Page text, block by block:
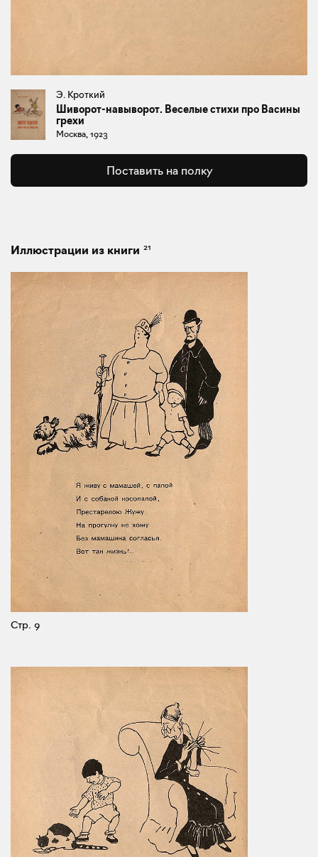
Э. Кроткий
Шиворот-навыворот. Веселые стихи про Васины
грехи
Москва, 1923
Поставить на полку
Иллюстрации из книги 21
Стр. 9